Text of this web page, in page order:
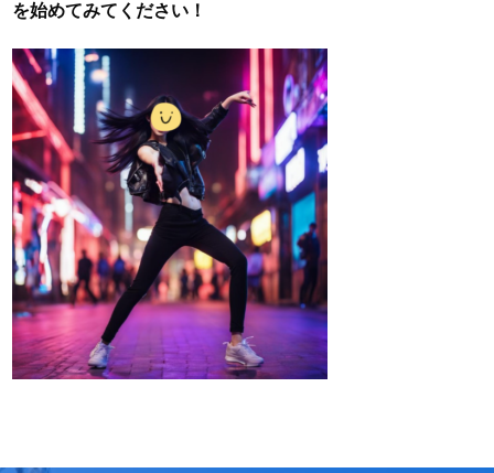
を始めてみてください！